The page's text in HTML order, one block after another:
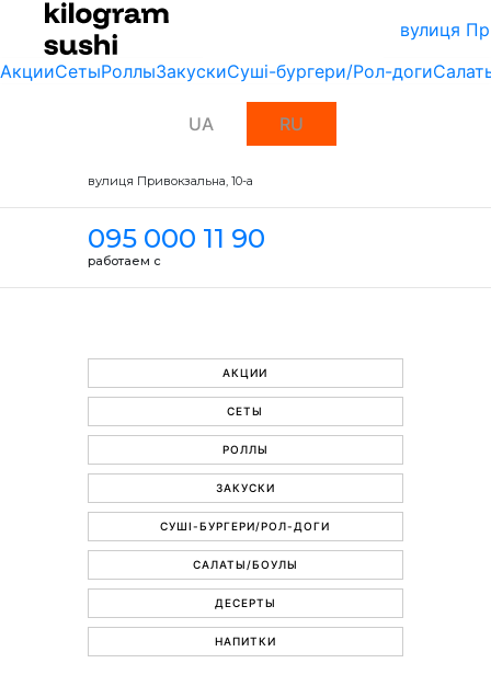
вулиця
АкцииСетыРоллыЗакускиСуші-бургери/Рол-доги
UA RU
вулиця Привокзальна, 10-a
095 000 11 90
работаем с
АКЦИИ
СЕТЫ
РОЛЛЫ
ЗАКУСКИ
СУШІ-БУРГЕРИ/РОЛ-ДОГИ
САЛАТЫ/БОУЛЫ
ДЕСЕРТЫ
НАПИТКИ